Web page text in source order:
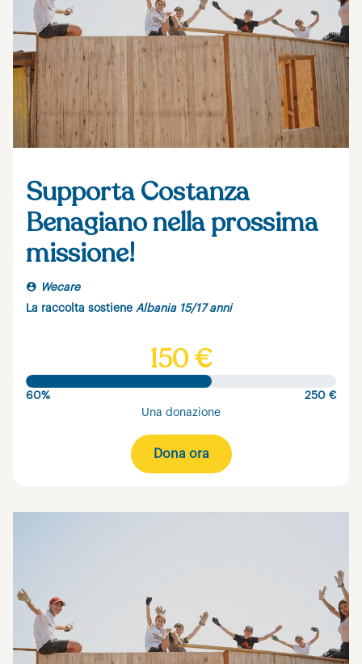
Supporta Costanza
Benagiano nella prossima
missione!
Wecare
La raccolta sostiene Albania 15/17 anni
150 €
60%
250 €
Una donazione
Dona ora